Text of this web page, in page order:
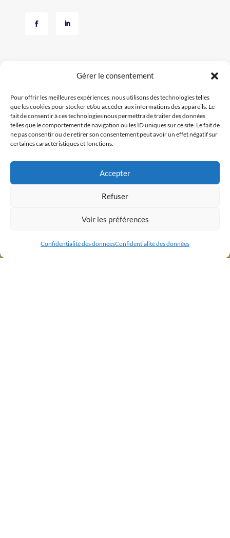
Gérer le consentement
Pour offrir les meilleures expériences, nous utilisons des technologies telles
que les cookies pour stocker et/ou accéder aux informations des appareils. Le
fait de consentir à ces technologies nous permettra de traiter des données
telles que le comportement de navigation ou les ID uniques sur ce site. Le fait de
ne pas consentir ou de retirer son consentement peut avoir un effet négatif sur
certaines caractéristiques et fonctions.
Accepter
Refuser
Voir les préférences
Confidentialité des donnéesConfidentialité des données
06.89.33.70.88